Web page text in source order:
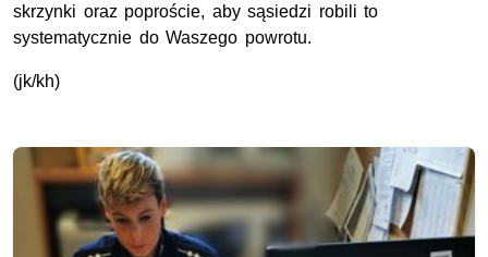
skrzynki oraz poproście, aby sąsiedzi robili to
systematycznie do Waszego powrotu.
(jk/kh)